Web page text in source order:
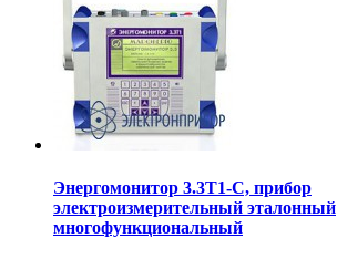
Энергомонитор 3.3T1-C, прибор
электроизмерительный эталонный
многофункциональный